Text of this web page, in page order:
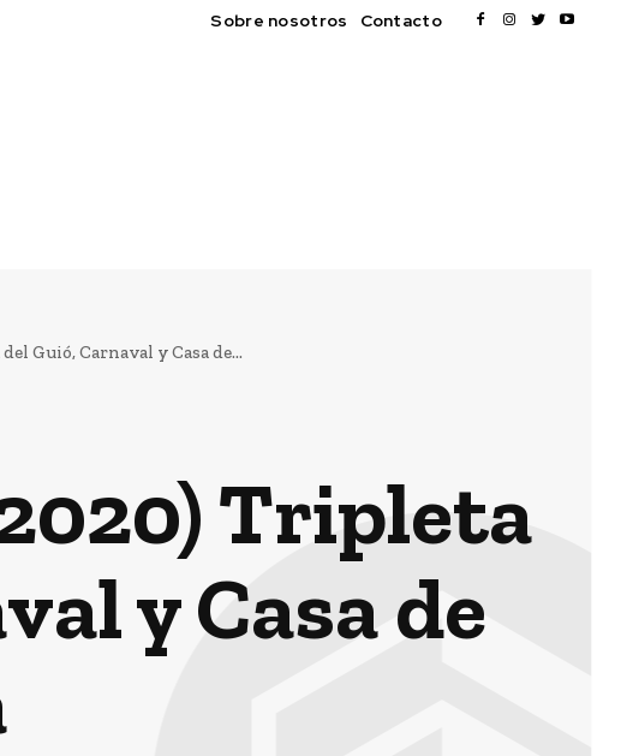
Sobre nosotros Contacto
Guió, Carnaval y Casa de...
Tripleta
y Casa de